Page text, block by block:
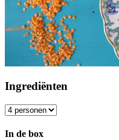
Ingrediënten
In de box